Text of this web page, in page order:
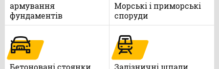
армування
фундаментів
Морські і приморські
споруди
Бетоновані стоянки Залізничні шпали